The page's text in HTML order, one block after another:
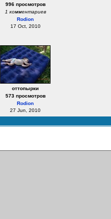
996 просмотров
1 комментариев
Rodion
17 Oct, 2010
оттопырки
573 просмотров
Rodion
27 Jun, 2010